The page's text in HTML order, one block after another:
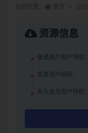
资源信息
普通用户用户特权：
会员用户特权：
永久会员用户特权：